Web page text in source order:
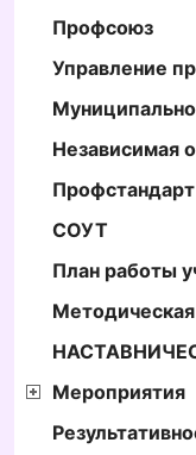
Профсоюз
Управление
Независимая
Профстандарт
СОУТ
План работы
Мероприятия